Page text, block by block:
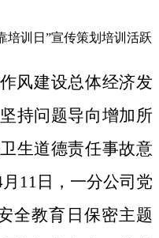
培训日”宣传策划培训活跃
风建设总体经济发
持问题导向增加所
生道德责任事故意
11日，一分公司党
全教育日保密主题